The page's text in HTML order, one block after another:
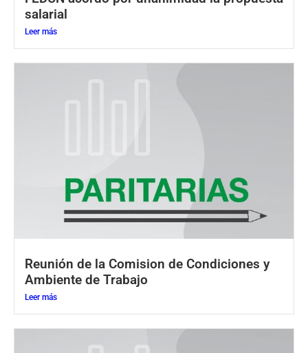
salarial
Leer más
Reunión de la Comision de Condiciones y
Ambiente de Trabajo
Leer más